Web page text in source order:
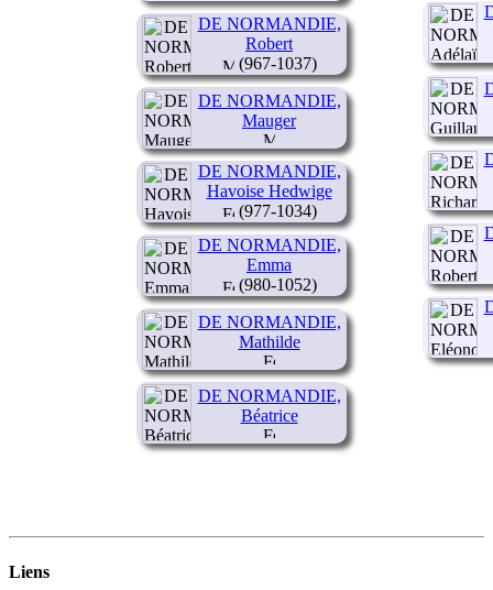
DE NORMANDIE,
Robert
(967-1037)
DE NORMANDIE,
Mauger
DE NORMANDIE,
Havoise Hedwige
(977-1034)
DE NORMANDIE,
Emma
(980-1052)
DE NORMANDIE,
Mathilde
DE NORMANDIE,
Béatrice
Liens